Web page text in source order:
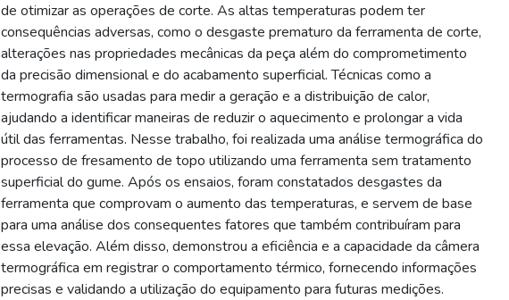
de otimizar as operações de corte. As altas temperaturas podem ter
consequências adversas, como o desgaste prematuro da ferramenta de corte,
alterações nas propriedades mecânicas da peça além do comprometimento
da precisão dimensional e do acabamento superficial. Técnicas como a
termografia são usadas para medir a geração e a distribuição de calor,
ajudando a identificar maneiras de reduzir o aquecimento e prolongar a vida
útil das ferramentas. Nesse trabalho, foi realizada uma análise termográfica do
processo de fresamento de topo utilizando uma ferramenta sem tratamento
superficial do gume. Após os ensaios, foram constatados desgastes da
ferramenta que comprovam o aumento das temperaturas, e servem de base
para uma análise dos consequentes fatores que também contribuíram para
essa elevação. Além disso, demonstrou a eficiência e a capacidade da câmera
termográfica em registrar o comportamento térmico, fornecendo informações
precisas e validando a utilização do equipamento para futuras medições.